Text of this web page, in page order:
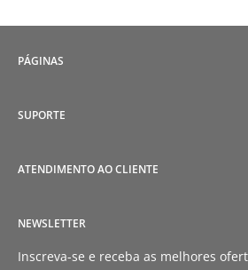
PÁGINAS
Política de Privacidade
Termos de Serviço
SUPORTE
Envios e Entregas
Livro de Reclamações
Sobre Nós
ATENDIMENTO AO CLIENTE
NEWSLETTER
Inscreva-se e receba as melhores